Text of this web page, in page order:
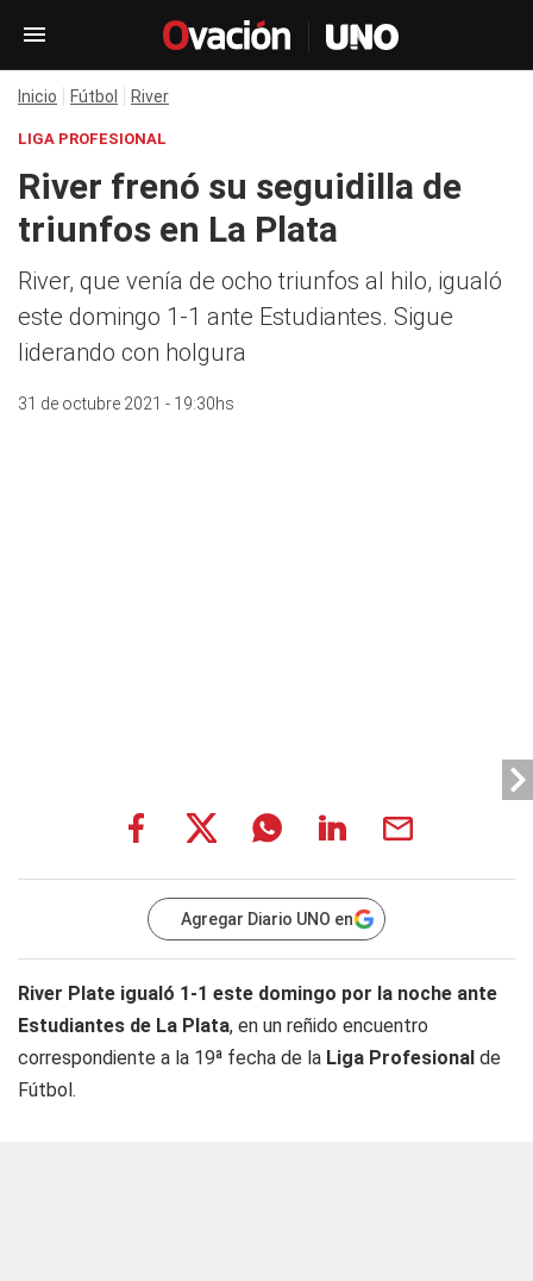
Inicio Fútbol River
LIGA PROFESIONAL
River frenó su seguidilla de
triunfos en La Plata
River, que venía de ocho triunfos al hilo, igualó
este domingo 1-1 ante Estudiantes. Sigue
liderando con holgura
31 de octubre 2021 - 19:30hs
Agregar Diario UNO en
River Plate igualó 1-1 este domingo por la noche ante
Estudiantes de La Plata, en un reñido encuentro
correspondiente a la 19ª fecha de la Liga Profesional de
Fútbol.